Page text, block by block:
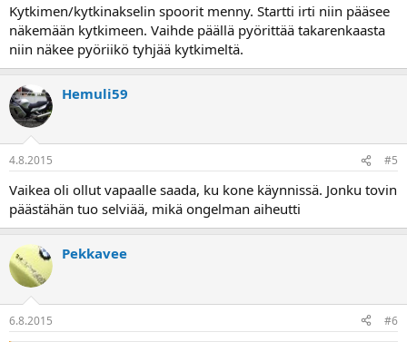
Kytkimen/kytkinakselin spoorit menny. Startti irti niin pääsee
näkemään kytkimeen. Vaihde päällä pyörittää takarenkaasta
niin näkee pyöriikö tyhjää kytkimeltä.
Hemuli59
4.8.2015 #5
Vaikea oli ollut vapaalle saada, ku kone käynnissä. Jonku tovin
päästähän tuo selviää, mikä ongelman aiheutti
Pekkavee
6.8.2015 #6